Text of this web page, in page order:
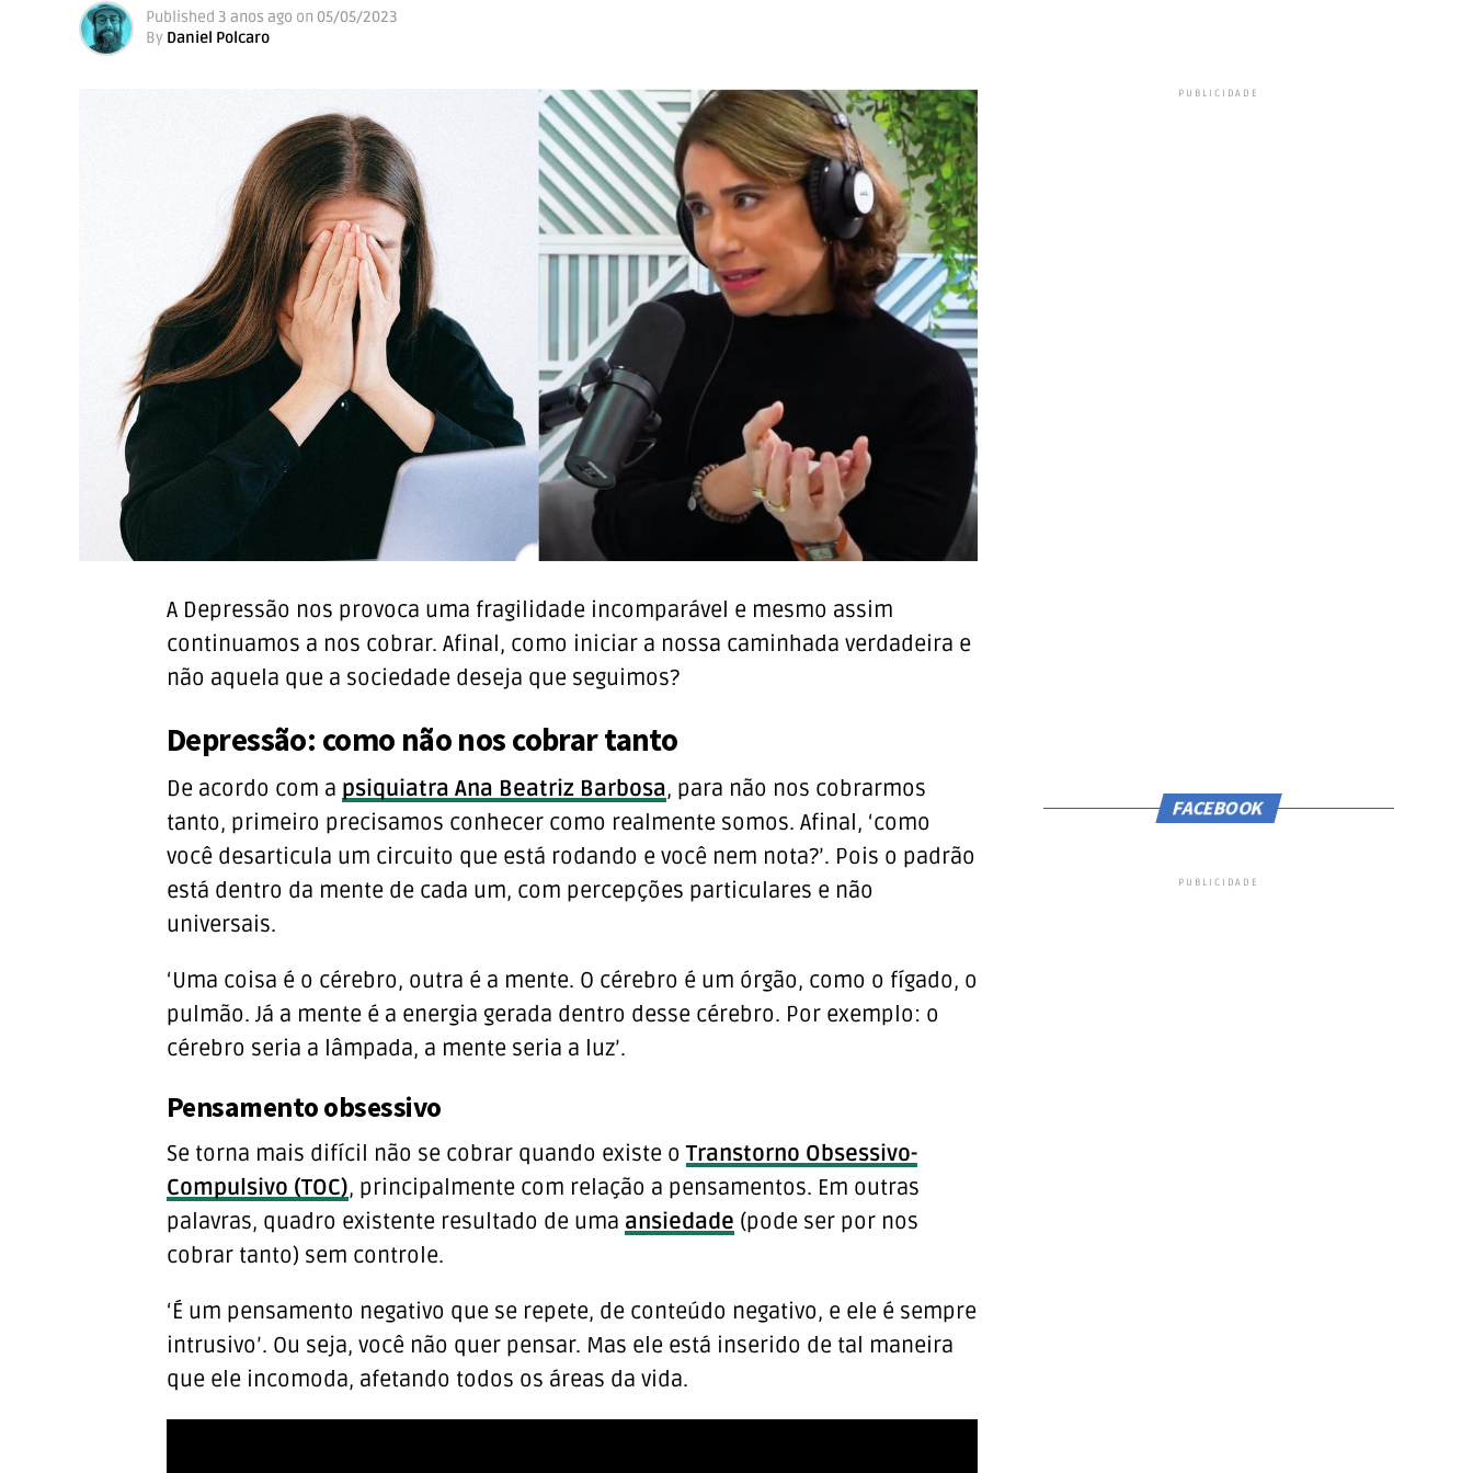
Published 3 anos ago on 05/05/2023
By Daniel Polcaro
A Depressão nos provoca uma fragilidade incomparável e mesmo assim
continuamos a nos cobrar. Afinal, como iniciar a nossa caminhada verdadeira e
não aquela que a sociedade deseja que seguimos?
Depressão: como não nos cobrar tanto
De acordo com a psiquiatra Ana Beatriz Barbosa, para não nos cobrarmos
tanto, primeiro precisamos conhecer como realmente somos. Afinal, ‘como
você desarticula um circuito que está rodando e você nem nota?’. Pois o padrão
está dentro da mente de cada um, com percepções particulares e não
universais.
‘Uma coisa é o cérebro, outra é a mente. O cérebro é um órgão, como o fígado, o
pulmão. Já a mente é a energia gerada dentro desse cérebro. Por exemplo: o
cérebro seria a lâmpada, a mente seria a luz’.
Pensamento obsessivo
Se torna mais difícil não se cobrar quando existe oTranstorno Obsessivo-
Compulsivo (TOC), principalmente com relação a pensamentos. Em outras
palavras, quadro existente resultado de uma ansiedade (pode ser por nos
cobrar tanto) sem controle.
‘É um pensamento negativo que se repete, de conteúdo negativo, e ele é sempre
intrusivo’. Ou seja, você não quer pensar. Mas ele está inserido de tal maneira
que ele incomoda, afetando todos os áreas da vida.
PUBLICIDADE
FACEBOOK
PUBLICIDADE